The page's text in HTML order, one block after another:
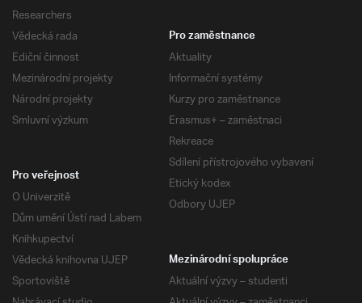
Researchers
Vědecká rada
Ediční činnost
Mezinárodní projekty
Národní projekty
Smluvní výzkum
Pro zaměstnance
Aktuality
Informační systémy
Kurzy pro zaměstnance
Erasmus+ – zaměstnaci
Rekreace
Sdílení přístrojového vybavení
Etický kodex
Odbory UJEP
Pro veřejnost
O Univerzitě
Dům umění Ústí nad Labem
Knihkupectví
Vědecká knihovna UJEP
Sportoviště
Mezinárodní spolupráce
Aktuální výzvy – studenti